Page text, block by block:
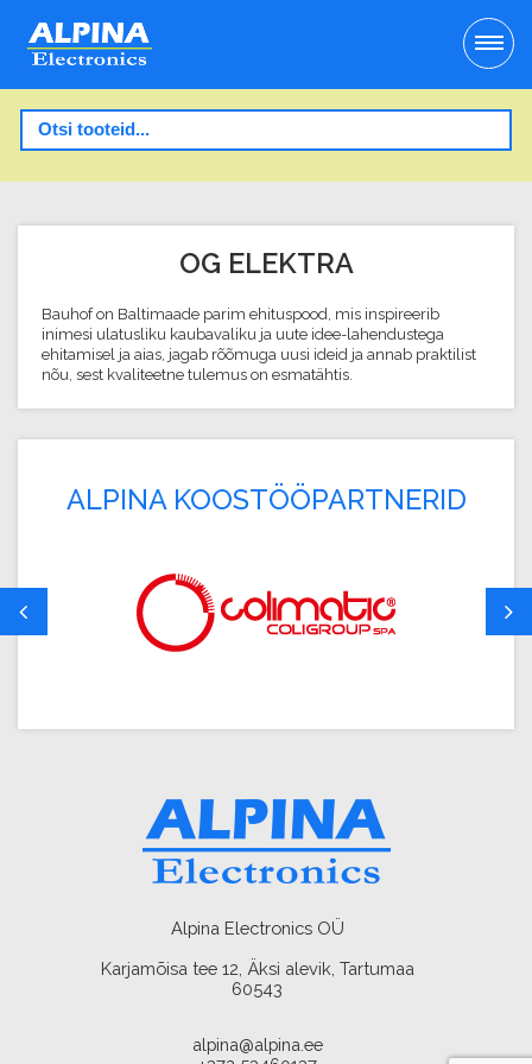
OG ELEKTRA
Bauhof on Baltimaade parim ehituspood, mis inspireerib
inimesi ulatusliku kaubavaliku ja uute idee-lahendustega
ehitamisel ja aias, jagab rõõmuga uusi ideid ja annab praktilist
nõu, sest kvaliteetne tulemus on esmatähtis.
ALPINA KOOSTÖÖPARTNERID
Alpina Electronics OÜ
Karjamõisa tee 12, Äksi alevik, Tartumaa
60543
alpina@alpina.ee